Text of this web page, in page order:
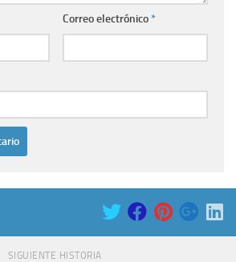
Correo electrónico*
SIGUIENTE HISTORIA